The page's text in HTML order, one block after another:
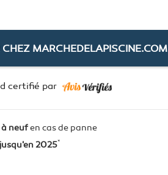
CHEZ MARCHEDELAPISCINE.COM
certifié par
neufen cas de panne
jusqu'en 2025*